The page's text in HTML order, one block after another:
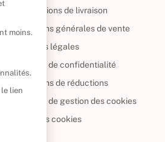
Informations de livraison
Conditions générales de vente
Mentions légales
Politique de confidentialité
Conditions de réductions
Politique de gestion des cookies
Gérer vos cookies